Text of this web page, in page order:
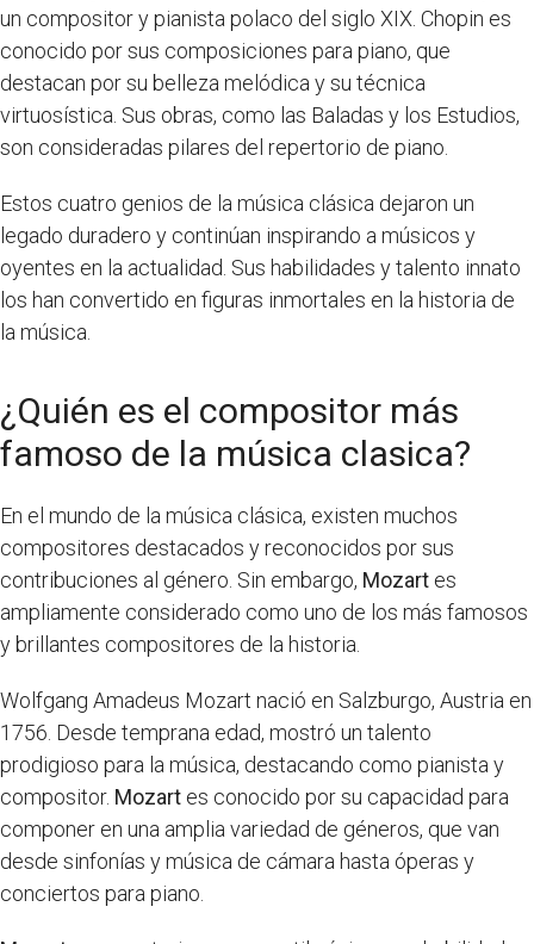
un compositor y pianista polaco del siglo XIX. Chopin es
conocido por sus composiciones para piano, que
destacan por su belleza melódica y su técnica
virtuosística. Sus obras, como las Baladas y los Estudios,
son consideradas pilares del repertorio de piano.
Estos cuatro genios de la música clásica dejaron un
legado duradero y continúan inspirando a músicos y
oyentes en la actualidad. Sus habilidades y talento innato
los han convertido en figuras inmortales en la historia de
la música.
¿Quién es el compositor más
famoso de la música clasica?
En el mundo de la música clásica, existen muchos
compositores destacados y reconocidos por sus
contribuciones al género. Sin embargo, Mozart es
ampliamente considerado como uno de los más famosos
y brillantes compositores de la historia.
Wolfgang Amadeus Mozart nació en Salzburgo, Austria en
1756. Desde temprana edad, mostró un talento
prodigioso para la música, destacando como pianista y
compositor. Mozart es conocido por su capacidad para
componer en una amplia variedad de géneros, que van
desde sinfonías y música de cámara hasta óperas y
conciertos para piano.